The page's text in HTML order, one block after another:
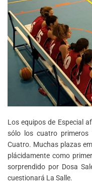
Los equipos de Especial
sólo los cuatro primeros
Cuatro. Muchas plazas
plácidamente como
sorprendido por Dosa
cuestionará La Salle.